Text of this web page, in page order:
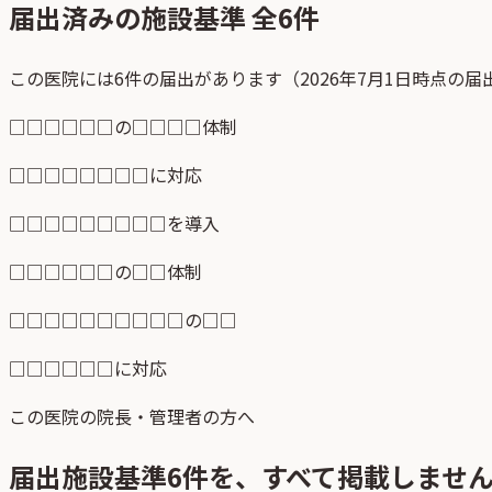
届出済みの施設基準 全6件
この医院には6件の届出があります（2026年7月1日時点の届
□□□□□□の□□□□体制
□□□□□□□□に対応
□□□□□□□□□を導入
□□□□□□の□□体制
□□□□□□□□□□の□□
□□□□□□に対応
この医院の院長・管理者の方へ
届出施設基準6件を、すべて掲載しませ